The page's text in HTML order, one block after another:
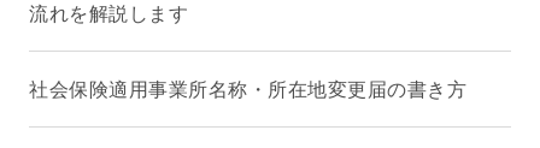
流れを解説します
社会保険適用事業所名称・所在地変更届の書き方